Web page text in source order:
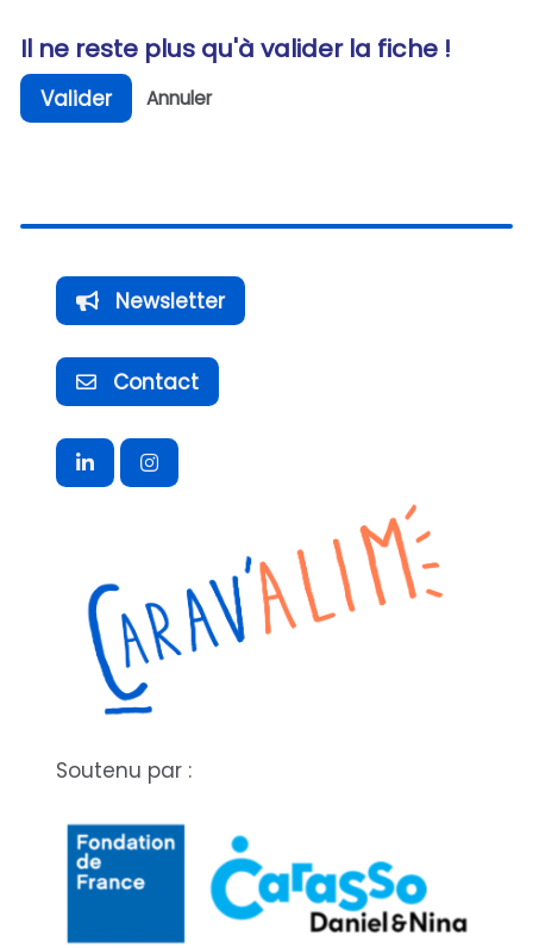
Il ne reste plus qu'à valider la fiche !
Valider Annuler
Newsletter
Contact
Soutenu par :